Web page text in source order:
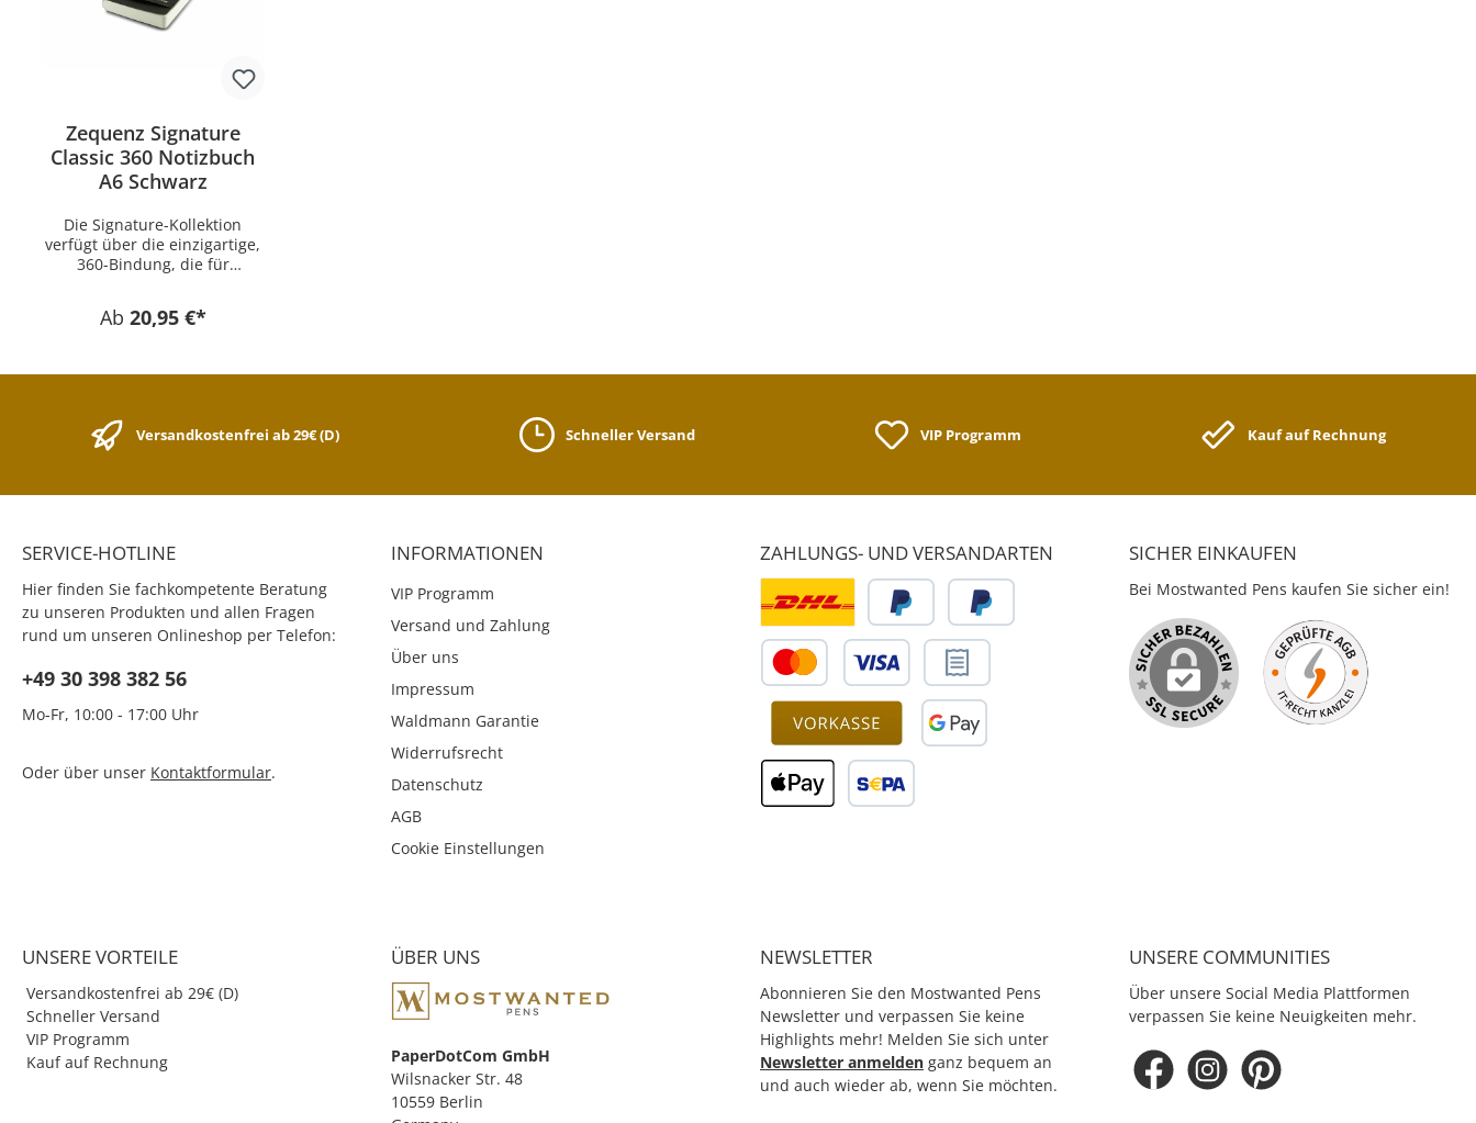
Zequenz Signature
Classic 360 Notizbuch
A6 Schwarz
Die Signature-Kollektion
verfügt über die einzigartige,
360-Bindung, die für
herausragende Unterschied
Buchrückens: Wodurch die
Signature Notizbücher um
Stabilität des Buchrückens
blanken Version über 140
Blatt mit 100 Gramm Papier,
welches besonders gut für
Füllhalter und Tintenroller
eignet. Die karierte und
Blatt und einem 70 Gramm
für Kugelschreiber und
die Maße von 10,5x14cm in
hochwertige Schreib- und
Autoren, Journalisten,
Geschäftsleute, Künstler,
Architekten, Designer und
jeden leidenschaftlichen
Menschen. ZEQUENZ:
Ab 20,95 €*
Versandkostenfrei ab 29€ (D) Schneller Versand VIP Programm Kauf auf Rechnung
SERVICE-HOTLINE
Hier finden Sie fachkompetente Beratung
zu unseren Produkten und allen Fragen
rund um unseren Onlineshop per Telefon:
+49 30 398 382 56
Mo-Fr, 10:00 - 17:00 Uhr
Oder über unser Kontaktformular.
INFORMATIONEN
VIP Programm
Versand und Zahlung
Über uns
Impressum
Waldmann Garantie
Widerrufsrecht
Datenschutz
AGB
Cookie Einstellungen
ZAHLUNGS- UND VERSANDARTEN SICHER EINKAUFEN
Bei Mostwanted Pens kaufen Sie sicher ein!
UNSERE VORTEILE
Versandkostenfrei ab 29€ (D)
Schneller Versand
VIP Programm
Kauf auf Rechnung
ÜBER UNS
PaperDotCom GmbH
Wilsnacker Str. 48
10559 Berlin
NEWSLETTER
Abonnieren Sie den Mostwanted Pens
Newsletter und verpassen Sie keine
Highlights mehr! Melden Sie sich unter
Newsletter anmelden ganz bequem an
und auch wieder ab, wenn Sie möchten.
UNSERE COMMUNITIES
Über unsere Social Media Plattformen
verpassen Sie keine Neuigkeiten mehr.